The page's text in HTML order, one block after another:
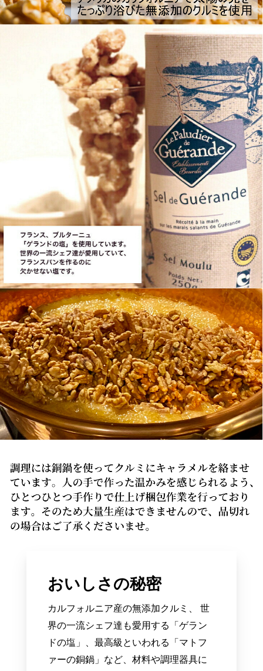
おいしさの秘密
カルフォルニア産の無添加クルミ、 世
界の一流シェフ達も愛用する「ゲラン
ドの塩」、最高級といわれる「マトフ
ァーの銅鍋」など、材料や調理器具に